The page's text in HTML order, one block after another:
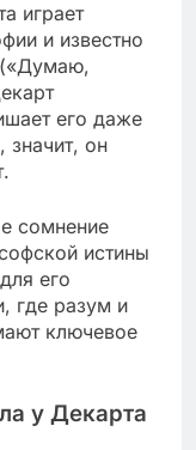
играет
и известно
его даже
значит, он
сомнение
истины
его
где разум и
ключевое
у Декарта